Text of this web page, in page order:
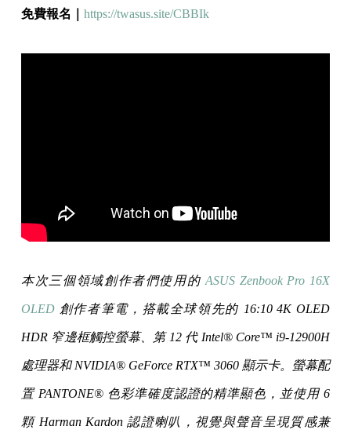
免費報名｜ https://twasus.site/CBBIk
本次三個領域創作者們使用的ASUS Zenbook Pro 16X
OLED 創作者筆電，搭載全球領先的 16:10 4K OLED
HDR 窄邊框觸控螢幕、第 12 代 Intel® Core™ i9-12900H
處理器和 NVIDIA® GeForce RTX™ 3060 顯示卡。螢幕配
置 PANTONE® 色彩準確度認證的精準顯色，並使用 6
顆 Harman Kardon 認證喇叭，視覺與聲音呈現質感兼